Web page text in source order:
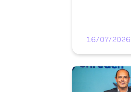
16/07/2026